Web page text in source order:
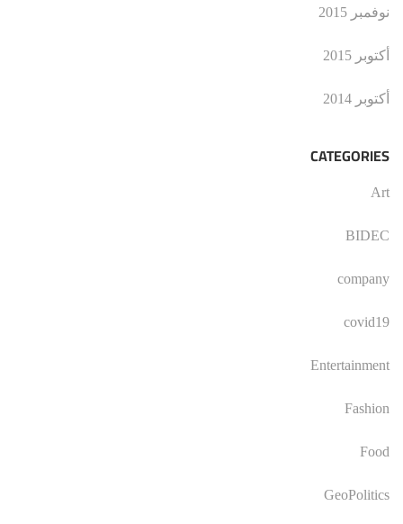
نوفمبر 2015
أكتوبر 2015
أكتوبر 2014
CATEGORIES
Art
BIDEC
company
covid19
Entertainment
Fashion
Food
GeoPolitics